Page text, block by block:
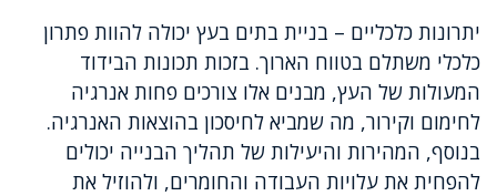
יתרונות כלכליים – בניית בתים בעץ יכולה להוות פתרון
כלכלי משתלם בטווח הארוך. בזכות תכונות הבידוד
המעולות של העץ, מבנים אלו צורכים פחות אנרגיה
לחימום וקירור, מה שמביא לחיסכון בהוצאות האנרגיה.
בנוסף, המהירות והיעילות של תהליך הבנייה יכולים
להפחית את עלויות העבודה והחומרים, ולהוזיל את